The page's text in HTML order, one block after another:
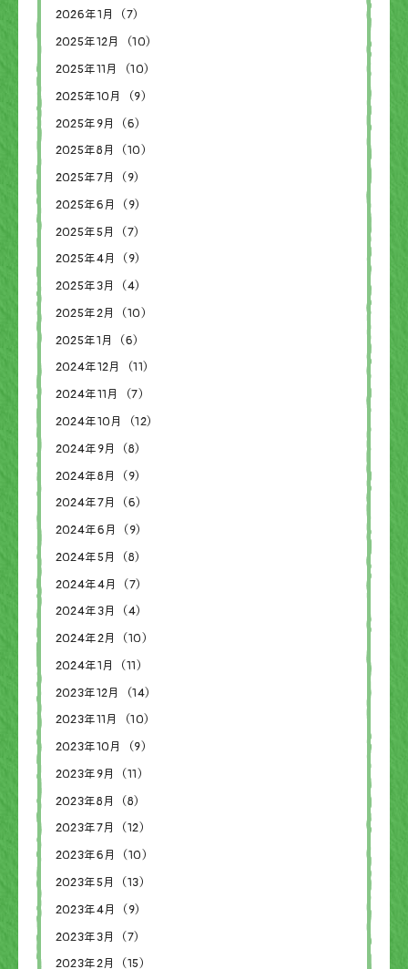
2026年1月（7）
2025年12月（10）
2025年11月（10）
2025年10月（9）
2025年9月（6）
2025年8月（10）
2025年7月（9）
2025年6月（9）
2025年5月（7）
2025年4月（9）
2025年3月（4）
2025年2月（10）
2025年1月（6）
2024年12月（11）
2024年11月（7）
2024年10月（12）
2024年9月（8）
2024年8月（9）
2024年7月（6）
2024年6月（9）
2024年5月（8）
2024年4月（7）
2024年3月（4）
2024年2月（10）
2024年1月（11）
2023年12月（14）
2023年11月（10）
2023年10月（9）
2023年9月（11）
2023年8月（8）
2023年7月（12）
2023年6月（10）
2023年5月（13）
2023年4月（9）
2023年3月（7）
2023年2月（15）